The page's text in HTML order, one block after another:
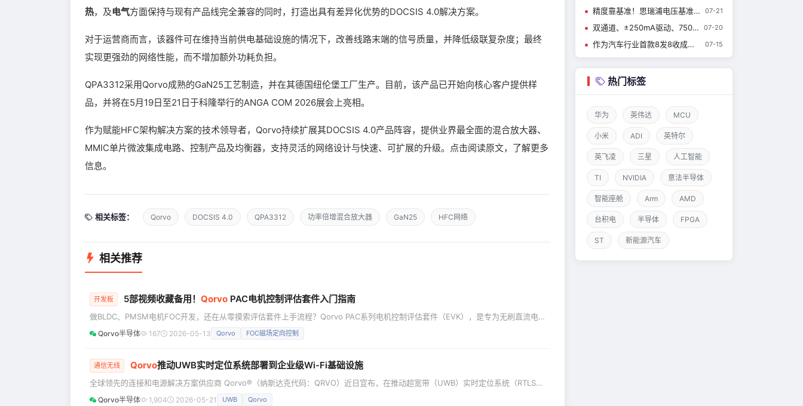
热，及电气方面保持与现有产品线完全兼容的同时，打造出具有差异化优势的DOCSIS 4.0解决方案。
对于运营商而言，该器件可在维持当前供电基础设施的情况下，改善线路末端的信号质量，并降低级联复杂度；最终
实现更强劲的网络性能，而不增加额外功耗负担。
QPA3312采用Qorvo成熟的GaN25工艺制造，并在其德国纽伦堡工厂生产。目前，该产品已开始向核心客户提供样
品，并将在5月19日至21日于科隆举行的ANGA COM 2026展会上亮相。
作为赋能HFC架构解决方案的技术领导者，Qorvo持续扩展其DOCSIS 4.0产品阵容，提供业界最全面的混合放大器、
MMIC单片微波集成电路、控制产品及均衡器，支持灵活的网络设计与快速、可扩展的升级。点击阅读原文，了解更多
信息。
相关标签： Qorvo DOCSIS 4.0 QPA3312 功率倍增混合放大器 GaN25 HFC网络
相关推荐
开发板 5部视频收藏备用！ Qorvo PAC电机控制评估套件入门指南
做BLDC、PMSM电机FOC开发，还在从零摸索评估套件上手流程？Qorvo PAC系列电机控制评估套件（EVK），是专为无刷直流电
机、永磁同步电机磁场定向控制（FOC）量身打造的一站式开发平台。 Qorvo特别整理了5部入门实操视频，从硬件到软件全流程拆
Qorvo半导体 167 2026-05-13 Qorvo FOC磁场定向控制
通信无线 Qorvo推动UWB实时定位系统部署到企业级Wi-Fi基础设施
全球领先的连接和电源解决方案供应商 Qorvo®（纳斯达克代码：QRVO）近日宣布，在推动超宽带（UWB）实时定位系统（RTLS）
实现企业级规模部署方面迈出了重要一步。通过融合FiRa和Omlox等行业标准，并将其集成到企业级Wi-Fi接入点（EAP）中，Qorvo
Qorvo半导体 1,904 2026-05-21 UWB Qorvo
精度靠基准！思瑞浦电压基准芯片，累计出货10亿+颗，服务客户8000+ 07-21
双通道、±250mA驱动、750µA功耗——CBM8532这颗通用运放到底强在哪？ 07-20
作为汽车行业首款8发8收成像雷达MMIC，英飞凌RASIC™ CTRX8188F实现量产，加速中央式架构雷达的发展 07-15
热门标签
华为 英伟达 MCU
小米 ADI 英特尔
英飞凌 三星 人工智能
TI NVIDIA 意法半导体
智能座舱 Arm AMD
台积电 半导体 FPGA
ST 新能源汽车